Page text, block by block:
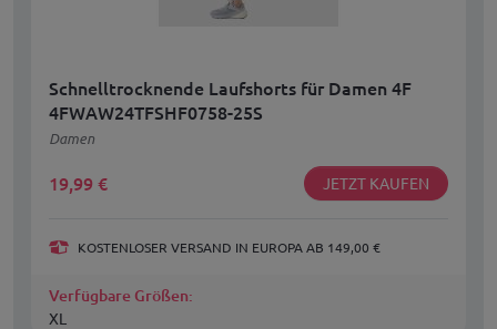
Schnelltrocknende Laufshorts für Damen 4F
4FWAW24TFSHF0758-25S
Damen
19,99 € JETZT KAUFEN
KOSTENLOSER VERSAND IN EUROPA AB 149,00 €
Verfügbare Größen:
XL